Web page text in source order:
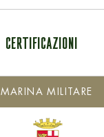
CERTIFICAZIONI
MARINA MILITARE